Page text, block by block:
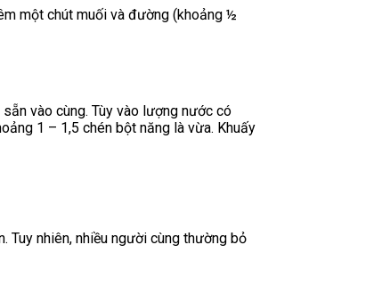
một chút muối và đường (khoảng ½
vào cùng. Tùy vào lượng nước có
1 – 1,5 chén bột năng là vừa. Khuấy
Tuy nhiên, nhiều người cùng thường bỏ